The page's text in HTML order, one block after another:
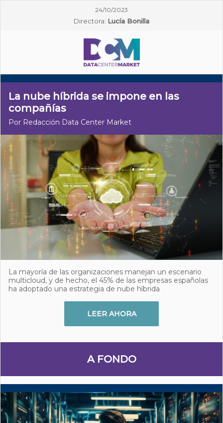
24/10/2023
Directora: Lucía Bonilla
La nube híbrida se impone en las
compañías
Por Redacción Data Center Market
La mayoría de las organizaciones manejan un escenario
multicloud, y de hecho, el 45% de las empresas españolas
ha adoptado una estrategia de nube híbrida
LEER AHORA
A FONDO